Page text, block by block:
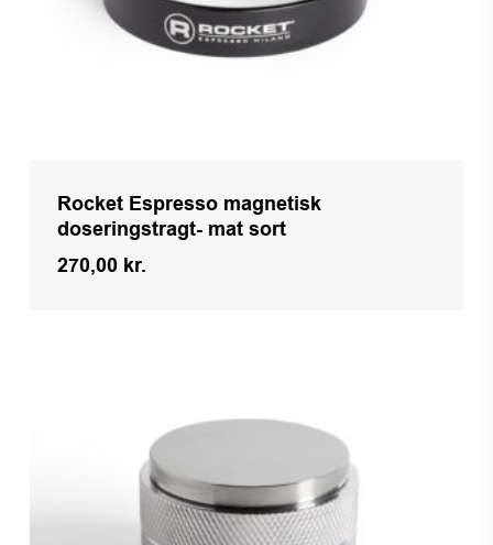
Rocket Espresso magnetisk
doseringstragt- mat sort
270,00 kr.